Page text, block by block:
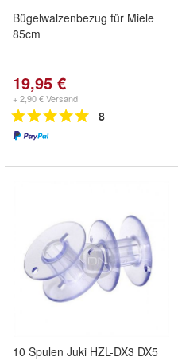
Bügelwalzenbezug für Miele
85cm
19,95 €
+ 2,90 € Versand
8
10 Spulen Juki HZL-DX3 DX5